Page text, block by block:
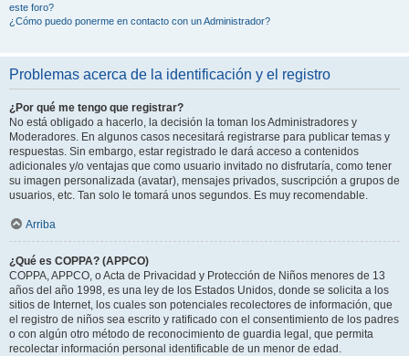
este foro?
¿Cómo puedo ponerme en contacto con un Administrador?
Problemas acerca de la identificación y el registro
¿Por qué me tengo que registrar?
No está obligado a hacerlo, la decisión la toman los Administradores y
Moderadores. En algunos casos necesitará registrarse para publicar temas y
respuestas. Sin embargo, estar registrado le dará acceso a contenidos
adicionales y/o ventajas que como usuario invitado no disfrutaría, como tener
su imagen personalizada (avatar), mensajes privados, suscripción a grupos de
usuarios, etc. Tan solo le tomará unos segundos. Es muy recomendable.
Arriba
¿Qué es COPPA? (APPCO)
COPPA, APPCO, o Acta de Privacidad y Protección de Niños menores de 13
años del año 1998, es una ley de los Estados Unidos, donde se solicita a los
sitios de Internet, los cuales son potenciales recolectores de información, que
el registro de niños sea escrito y ratificado con el consentimiento de los padres
o con algún otro método de reconocimiento de guardia legal, que permita
recolectar información personal identificable de un menor de edad.